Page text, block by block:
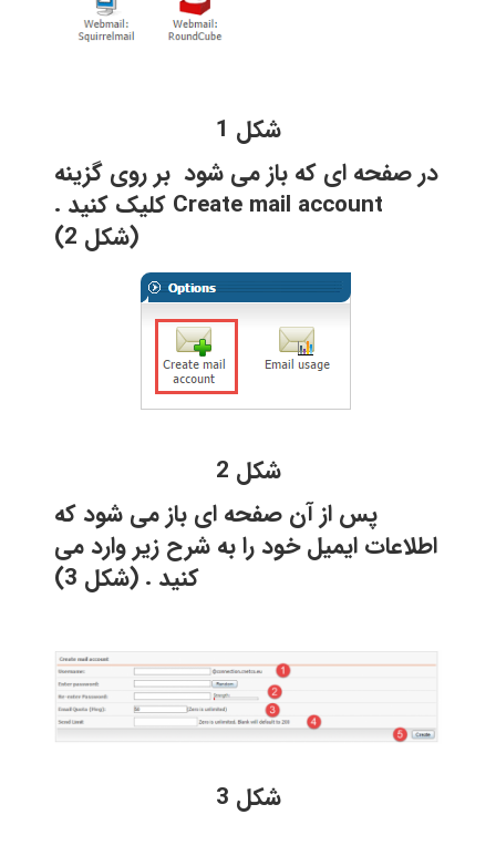
شکل 1
در صفحه ای که باز می شود بر روی گزینه
Create mail account کلیک کنید .
(شکل 2)
شکل 2
پس از آن صفحه ای باز می شود که
اطلاعات ایمیل خود را به شرح زیر وارد می
کنید . (شکل 3)
شکل 3